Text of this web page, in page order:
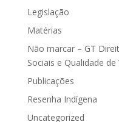
Legislação
Matérias
Não marcar – GT
Sociais e Qualidade de
Publicações
Resenha Indígena
Uncategorized